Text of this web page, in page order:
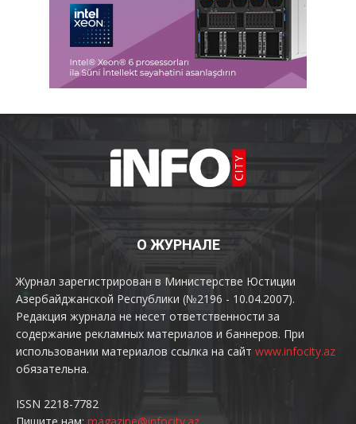
О ЖУРНАЛЕ
Журнал зарегистрирован в Министерстве Юстиции
Азербайджанской Республики (№2196 - 10.04.2007).
Редакция журнала не несет ответственности за
содержание рекламных материалов и баннеров. При
использовании материалов ссылка на сайт www.infocity.az
обязательна.
ISSN 2218-7782